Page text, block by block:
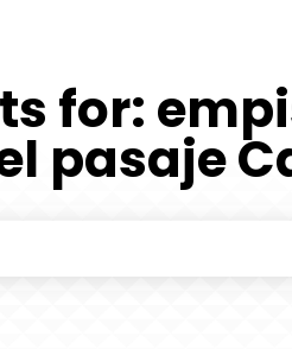
for:
pasaje